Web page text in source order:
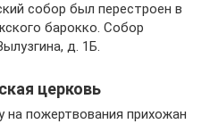
собор был перестроен в
барокко. Собор
д. 1Б.
церковь
на пожертвования прихожан